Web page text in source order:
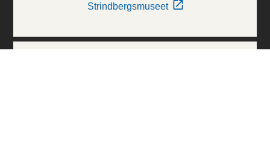
Strindbergsmuseet